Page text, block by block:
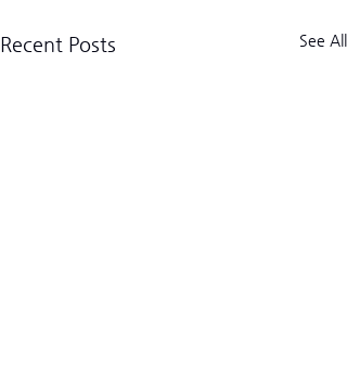
Recent Posts See All